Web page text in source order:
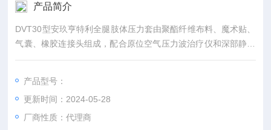
产品简介
DVT30型安玖亨特利全腿肢体压力套由聚酯纤维布料、魔术贴、
气囊、橡胶连接头组成，配合原位空气压力波治疗仪和深部静脉
血栓防治仪使用，以非无菌形式提供。
产品型号：
更新时间：2024-05-28
厂商性质：代理商